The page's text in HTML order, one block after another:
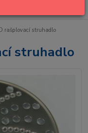
rašplovací struhadlo
struhadlo